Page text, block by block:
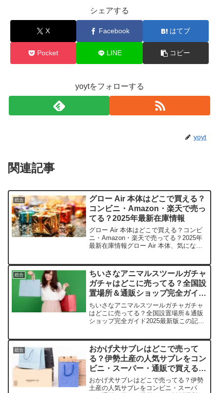
シェアする
X Facebook はてブ
Pocket LINE コピー
yoytをフォローする
yoyt
関連記事
総合
グロー Air 本体はどこで買える？
コンビニ・Amazon・楽天で売っ
てる？2025年最新在庫情報
グロー Air 本体はどこで買える？コンビ
ニ・Amazon・楽天で売ってる？2025年
最新在庫情報グロー Air 本体、気になっ
安く買えるスポットをサクッと紹介しま
す。き...
総合
ちいさなアニマルスツールガチャ
ガチャはどこに売ってる？全国設
置場所＆通販ショップ完全ガイド
2025最新版
ちいさなアニマルスツールガチャガチャ
はどこに売ってる？全国設置場所＆通販
ショップ完全ガイド2025最新版この記事
所をサクッと紹介します。可愛いミニチ
ュアに癒されちゃうあ...
総合
おかげ犬サブレはどこで売って
る？伊勢土産の人気サブレをコン
ビニ・スーパー・通販で買える場
所まとめ2025最新版
おかげ犬サブレはどこで売ってる？伊勢
土産の人気サブレをコンビニ・スーパ